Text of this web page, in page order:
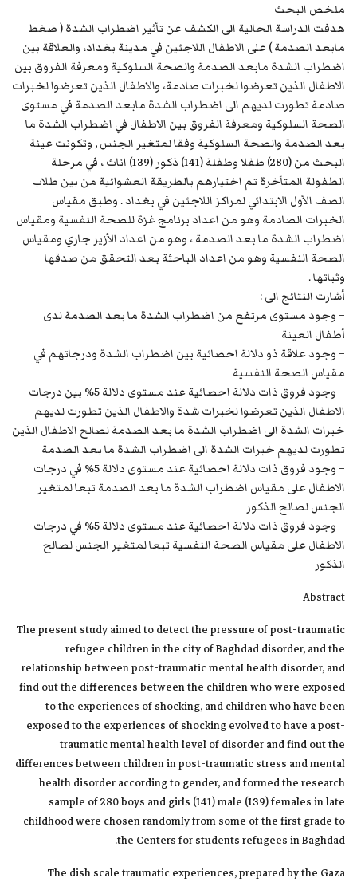
ملخص البحث
هدفت الدراسة الحالية الى الكشف عن تأثير اضطراب الشدة ( ضغط
مابعد الصدمة ) على الاطفال اللاجئين في مدينة بغداد، والعلاقة بين
اضطراب الشدة مابعد الصدمة والصحة السلوكية ومعرفة الفروق بين
الاطفال الذين تعرضوا لخبرات صادمة، والاطفال الذين تعرضوا لخبرات
صادمة تطورت لديهم الى اضطراب الشدة مابعد الصدمة في مستوى
الصحة السلوكية ومعرفة الفروق بين الاطفال في اضطراب الشدة ما
بعد الصدمة والصحة السلوكية وفقا لمتغير الجنس , وتكونت عينة
البحث من (280) طفلا وطفلة (141) ذكور (139) اناث ، في مرحلة
الطفولة المتأخرة تم اختيارهم بالطريقة العشوائية من بين طلاب
الصف الأول الابتدائي لمراكز اللاجئين في بغداد . وطبق مقياس
الخبرات الصادمة وهو من اعداد برنامج غزة للصحة النفسية ومقياس
اضطراب الشدة ما بعد الصدمة ، وهو من اعداد الأزير جاري ومقياس
الصحة النفسية وهو من اعداد الباحثة بعد التحقق من صدقها
وثباتها .
أشارت النتائج الى :
– وجود مستوى مرتفع من اضطراب الشدة ما بعد الصدمة لدى
أطفال العينة
– وجود علاقة ذو دلالة احصائية بين اضطراب الشدة ودرجاتهم في
مقياس الصحة النفسية
– وجود فروق ذات دلالة احصائية عند مستوى دلالة 5% بين درجات
الاطفال الذين تعرضوا لخبرات شدة والاطفال الذين تطورت لديهم
خبرات الشدة الى اضطراب الشدة ما بعد الصدمة لصالح الاطفال الذين
تطورت لديهم خبرات الشدة الى اضطراب الشدة ما بعد الصدمة
– وجود فروق ذات دلالة احصائية عند مستوى دلالة 5% في درجات
الاطفال على مقياس اضطراب الشدة ما بعد الصدمة تبعا لمتغير
الجنس لصالح الذكور
– وجود فروق ذات دلالة احصائية عند مستوى دلالة 5% في درجات
الاطفال على مقياس الصحة النفسية تبعا لمتغير الجنس لصالح
الذكور
Abstract
The present study aimed to detect the pressure of post-traumatic
refugee children in the city of Baghdad disorder, and the
relationship between post-traumatic mental health disorder, and
find out the differences between the children who were exposed
to the experiences of shocking, and children who have been
exposed to the experiences of shocking evolved to have a post-
traumatic mental health level of disorder and find out the
differences between children in post-traumatic stress and mental
health disorder according to gender, and formed the research
sample of 280 boys and girls (141) male (139) females in late
childhood were chosen randomly from some of the first grade to
the Centers for students refugees in Baghdad.
The dish scale traumatic experiences, prepared by the Gaza